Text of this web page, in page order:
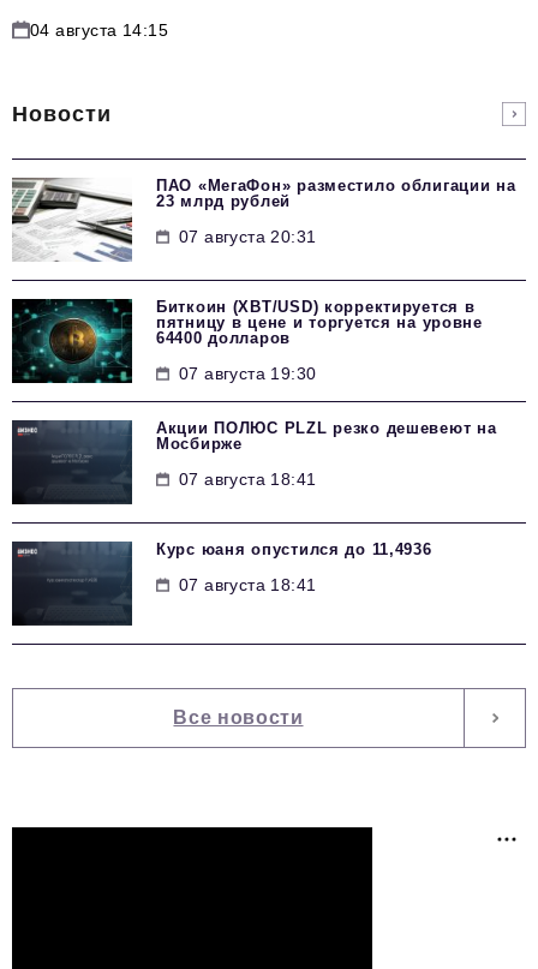
04 августа 14:15
Новости
ПАО «МегаФон» разместило облигации на
23 млрд рублей
07 августа 20:31
Биткоин (XBT/USD) корректируется в
пятницу в цене и торгуется на уровне
64400 долларов
07 августа 19:30
Акции ПОЛЮС PLZL резко дешевеют на
Мосбирже
07 августа 18:41
Курс юаня опустился до 11,4936
07 августа 18:41
Все новости